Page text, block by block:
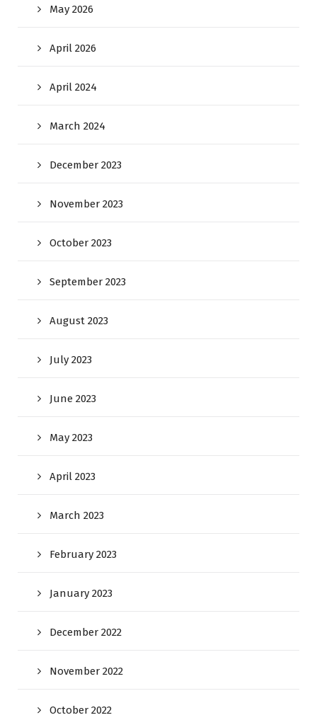
May 2026
April 2026
April 2024
March 2024
December 2023
November 2023
October 2023
September 2023
August 2023
July 2023
June 2023
May 2023
April 2023
March 2023
February 2023
January 2023
December 2022
November 2022
October 2022